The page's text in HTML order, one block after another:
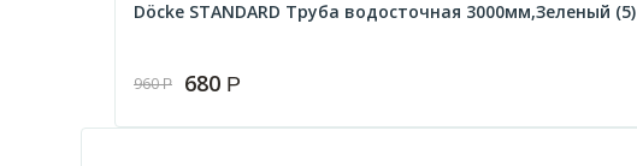
Döcke STANDARD Труба водосточная 3000мм,Зеленый (5)
960Р 680 Р